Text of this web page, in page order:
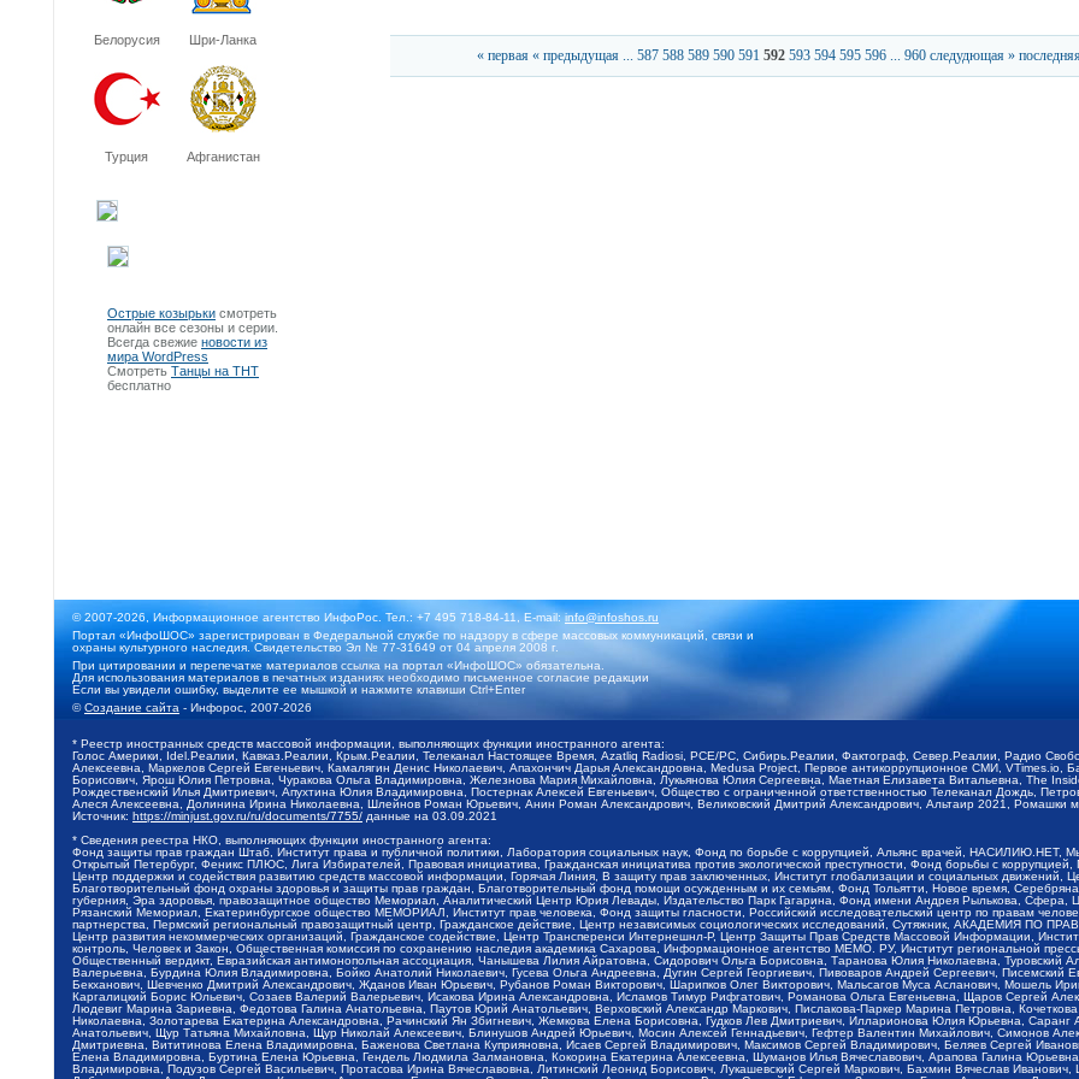
Белорусия Шри-Ланка
Турция Афганистан
Острые козырьки смотреть
онлайн все сезоны и серии.
Всегда свежие новости из
мира WordPress
Смотреть Танцы на ТНТ
бесплатно
« первая « предыдущая ... 587 588 589 590 591 592 593 594 595 596 ... 960 следудющая »
© 2007-2026, Информационное агентство ИнфоРос. Тел.: +7 495 718-84-11, E-mail:info@infoshos.ru
Портал «ИнфоШОС» зарегистрирован в Федеральной службе по надзору в сфере массовых коммуникаций, связи и
охраны культурного наследия. Свидетельство Эл № 77-31649 от 04 апреля 2008 г.
При цитировании и перепечатке материалов ссылка на портал «ИнфоШОС» обязательна.
Для использования материалов в печатных изданиях необходимо письменное согласие редакции
Если вы увидели ошибку, выделите ее мышкой и нажмите клавиши Ctrl+Enter
©Создание сайта - Инфорос, 2007-2026
* Реестр иностранных средств массовой информации, выполняющих функции иностранного агента:
Голос Америки, Idel.Реалии, Кавказ.Реалии, Крым.Реалии, Телеканал Настоящее Время, Azatliq Radiosi, PCE/PC, Сибирь.Реалии, Фактограф, Север.Реалии, Радио
Алексеевна, Маркелов Сергей Евгеньевич, Камалягин Денис Николаевич, Апахончич Дарья Александровна, Medusa Project, Первое антикоррупционное СМИ,
Борисович, Ярош Юлия Петровна, Чуракова Ольга Владимировна, Железнова Мария Михайловна, Лукьянова Юлия Сергеевна, Маетная Елизавета Витальевна, The
Рождественский Илья Дмитриевич, Апухтина Юлия Владимировна, Постернак Алексей Евгеньевич, Общество с ограниченной ответственностью Телеканал Дождь,
Алеся Алексеевна, Долинина Ирина Николаевна, Шлейнов Роман Юрьевич, Анин Роман Александрович, Великовский Дмитрий Александрович, Альтаир 2021, Ромашки
Источник: https://minjust.gov.ru/ru/documents/7755/ данные на 03.09.2021
* Сведения реестра НКО, выполняющих функции иностранного агента:
Фонд защиты прав граждан Штаб, Институт права и публичной политики, Лаборатория социальных наук, Фонд по борьбе с коррупцией, Альянс врачей,
Открытый Петербург, Феникс ПЛЮС, Лига Избирателей, Правовая инициатива, Гражданская инициатива против экологической преступности, Фонд борьбы с
Центр поддержки и содействия развитию средств массовой информации, Горячая Линия, В защиту прав заключенных, Институт глобализации и социальных
Благотворительный фонд охраны здоровья и защиты прав граждан, Благотворительный фонд помощи осужденным и их семьям, Фонд Тольятти, Новое время,
губерния, Эра здоровья, правозащитное общество Мемориал, Аналитический Центр Юрия Левады, Издательство Парк Гагарина, Фонд имени Андрея Рылькова,
Рязанский Мемориал, Екатеринбургское общество МЕМОРИАЛ, Институт прав человека, Фонд защиты гласности, Российский исследовательский центр по правам
партнерства, Пермский региональный правозащитный центр, Гражданское действие, Центр независимых социологических исследований, Сутяжник, АКАДЕМИЯ ПО
Центр развития некоммерческих организаций, Гражданское содействие, Центр Трансперенси Интернешнл-Р, Центр Защиты Прав Средств Массовой Информации,
контроль, Человек и Закон, Общественная комиссия по сохранению наследия академика Сахарова, Информационное агентство МЕМО. РУ, Институт региональной
Общественный вердикт, Евразийская антимонопольная ассоциация, Чанышева Лилия Айратовна, Сидорович Ольга Борисовна, Таранова Юлия Николаевна, Туровский
Валерьевна, Бурдина Юлия Владимировна, Бойко Анатолий Николаевич, Гусева Ольга Андреевна, Дугин Сергей Георгиевич, Пивоваров Андрей Сергеевич, Писемский
Бекханович, Шевченко Дмитрий Александрович, Жданов Иван Юрьевич, Рубанов Роман Викторович, Шарипков Олег Викторович, Мальсагов Муса Асланович, Мошель
Каргалицкий Борис Юльевич, Созаев Валерий Валерьевич, Исакова Ирина Александровна, Исламов Тимур Рифгатович, Романова Ольга Евгеньевна, Щаров Сергей
Людевиг Марина Зариевна, Федотова Галина Анатольевна, Паутов Юрий Анатольевич, Верховский Александр Маркович, Пислакова-Паркер Марина Петровна,
Николаевна, Золотарева Екатерина Александровна, Рачинский Ян Збигневич, Жемкова Елена Борисовна, Гудков Лев Дмитриевич, Илларионова Юлия Юрьевна,
Анатольевич, Щур Татьяна Михайловна, Щур Николай Алексеевич, Блинушов Андрей Юрьевич, Мосин Алексей Геннадьевич, Гефтер Валентин Михайлович, Симонов
Дмитриевна, Вититинова Елена Владимировна, Баженова Светлана Куприяновна, Исаев Сергей Владимирович, Максимов Сергей Владимирович, Беляев Сергей
Елена Владимировна, Буртина Елена Юрьевна, Гендель Людмила Залмановна, Кокорина Екатерина Алексеевна, Шуманов Илья Вячеславович, Арапова Галина
Владимировна, Подузов Сергей Васильевич, Протасова Ирина Вячеславовна, Литинский Леонид Борисович, Лукашевский Сергей Маркович, Бахмин Вячеслав